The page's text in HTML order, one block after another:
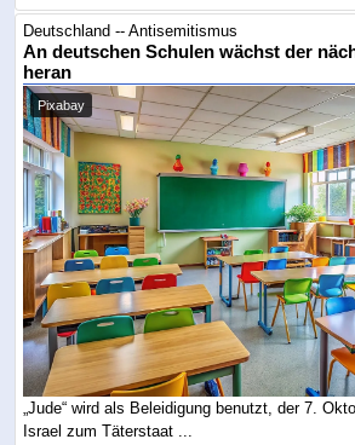
Deutschland -- Antisemitismus
An deutschen Schulen wächst der
heran
Pixabay
„Jude“ wird als Beleidigung benutzt, der 7.
Israel zum Täterstaat ...